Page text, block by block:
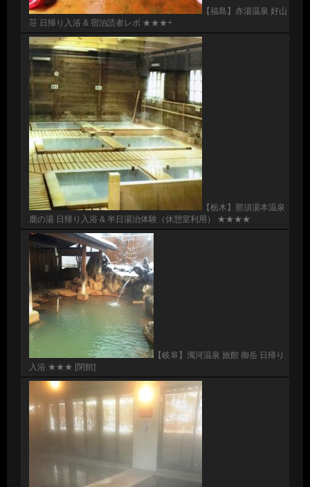
【福島】赤湯温泉 好山
荘 日帰り入浴 & 宿泊読者レポ ★★★+
【栃木】那須湯本温泉
鹿の湯 日帰り入浴 & 半日湯治体験（休憩室利用） ★★★★
【岐阜】濁河温泉 旅館 御岳 日帰り
入浴 ★★★ [閉館]